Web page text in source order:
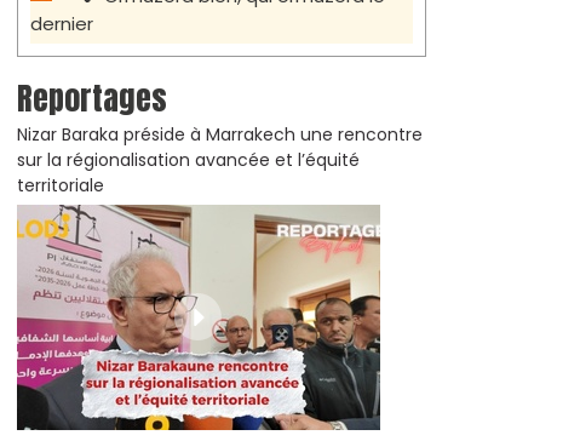
dernier
Reportages
Nizar Baraka préside à Marrakech une rencontre
sur la régionalisation avancée et l’équité
territoriale